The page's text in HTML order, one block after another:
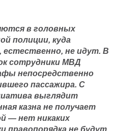
в головных
полиции, куда
не идут. В
сотрудники МВД
непосредственно
пассажира. С
выглядит
казна не получает
— нет никаких
правопорядка не будут